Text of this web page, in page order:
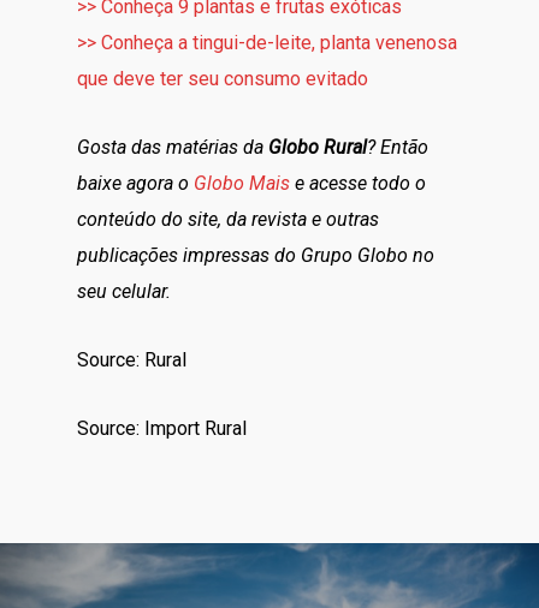
>> Conheça 9 plantas e frutas exóticas
>> Conheça a tingui-de-leite, planta venenosa
que deve ter seu consumo evitado
Gosta das matérias da Globo Rural? Então
baixe agora o Globo Mais e acesse todo o
conteúdo do site, da revista e outras
publicações impressas do Grupo Globo no
seu celular.
Source: Rural
Source: Import Rural